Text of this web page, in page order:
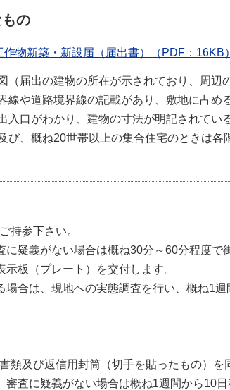
の
物新築・新設届（届出書）（PDF：16KB）
（届出の建物の所在が示されており、周
線や道路境界線の記載があり、敷地に占め
入口がわかり、建物の寸法が明記されてい
び、概ね20世帯以上の集合住宅のときは各
持参下さい。
疑義がない場合は概ね30分～60分程度で
板（プレート）を交付します。
合は、現地への実態調査を行い、概ね1
類及び返信用封筒（切手を貼ったもの）を
査に疑義がない場合は概ね1週間から10